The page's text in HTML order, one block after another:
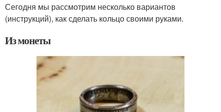
Сегодня мы рассмотрим несколько вариантов
(инструкций), как сделать кольцо своими руками.
Из монеты